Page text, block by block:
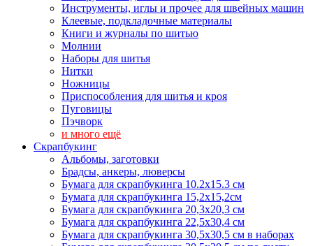
Инструменты, иглы и прочее для швейных машин
Клеевые, подкладочные материалы
Книги и журналы по шитью
Молнии
Наборы для шитья
Нитки
Ножницы
Приспособления для шитья и кроя
Пуговицы
Пэчворк
и много ещё
Скрапбукинг
Альбомы, заготовки
Брадсы, анкеры, люверсы
Бумага для скрапбукинга 10.2х15.3 см
Бумага для скрапбукинга 15,2х15,2см
Бумага для скрапбукинга 20,3х20,3 см
Бумага для скрапбукинга 22,5х30,4 см
Бумага для скрапбукинга 30,5х30,5 см в наборах